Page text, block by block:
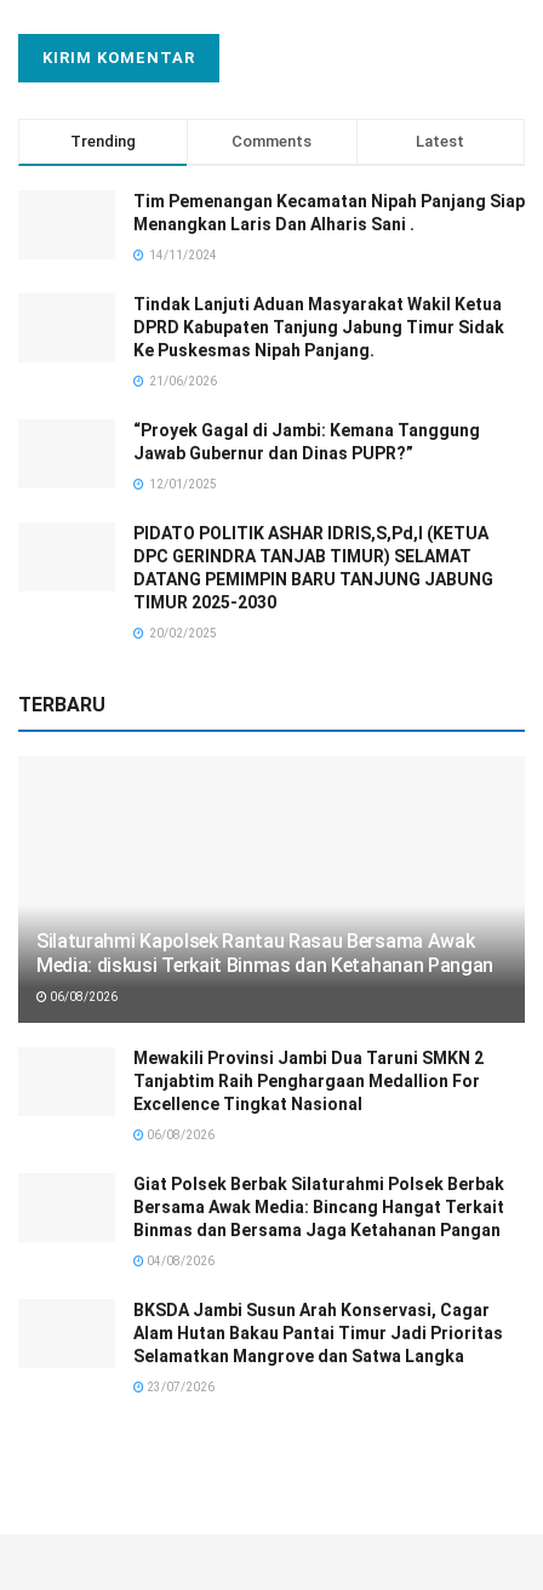
Trending Comments Latest
Tim Pemenangan Kecamatan Nipah Panjang Siap
Menangkan Laris Dan Alharis Sani .
14/11/2024
Tindak Lanjuti Aduan Masyarakat Wakil Ketua
DPRD Kabupaten Tanjung Jabung Timur Sidak
Ke Puskesmas Nipah Panjang.
21/06/2026
“Proyek Gagal di Jambi: Kemana Tanggung
Jawab Gubernur dan Dinas PUPR?”
12/01/2025
PIDATO POLITIK ASHAR IDRIS,S,Pd,I (KETUA
DPC GERINDRA TANJAB TIMUR) SELAMAT
DATANG PEMIMPIN BARU TANJUNG JABUNG
TIMUR 2025-2030
20/02/2025
TERBARU
Silaturahmi Kapolsek Rantau Rasau Bersama Awak
Media: diskusi Terkait Binmas dan Ketahanan Pangan
06/08/2026
Mewakili Provinsi Jambi Dua Taruni SMKN 2
Tanjabtim Raih Penghargaan Medallion For
Excellence Tingkat Nasional
06/08/2026
Giat Polsek Berbak Silaturahmi Polsek Berbak
Bersama Awak Media: Bincang Hangat Terkait
Binmas dan Bersama Jaga Ketahanan Pangan
04/08/2026
BKSDA Jambi Susun Arah Konservasi, Cagar
Alam Hutan Bakau Pantai Timur Jadi Prioritas
Selamatkan Mangrove dan Satwa Langka
23/07/2026